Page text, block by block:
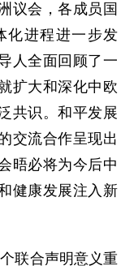
议会，各成员国
化进程进一步发
人全面回顾了一
扩大和深化中欧
共识。和平发展
交流合作呈现出
晤必将为今后中
健康发展注入新
联合声明意义重